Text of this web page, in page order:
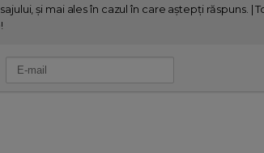
și mai ales în cazul în care aștepți răspuns. |